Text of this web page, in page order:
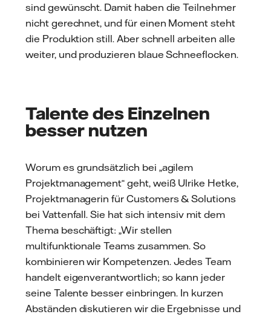
sind gewünscht. Damit haben die Teilnehmer
nicht gerechnet, und für einen Moment steht
die Produktion still. Aber schnell arbeiten alle
weiter, und produzieren blaue Schneeflocken.
Talente des Einzelnen
besser nutzen
Worum es grundsätzlich bei „agilem
Projektmanagement“ geht, weiß Ulrike Hetke,
Projektmanagerin für Customers & Solutions
bei Vattenfall. Sie hat sich intensiv mit dem
Thema beschäftigt: „Wir stellen
multifunktionale Teams zusammen. So
kombinieren wir Kompetenzen. Jedes Team
handelt eigenverantwortlich; so kann jeder
seine Talente besser einbringen. In kurzen
Abständen diskutieren wir die Ergebnisse und